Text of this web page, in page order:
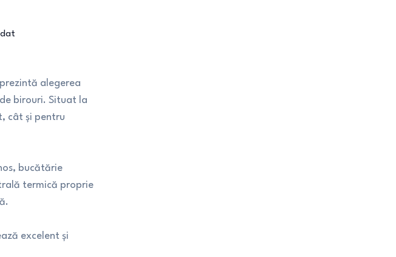
alegerea
birouri. Situat la
cât și pentru
bucătărie
termică proprie
excelent și